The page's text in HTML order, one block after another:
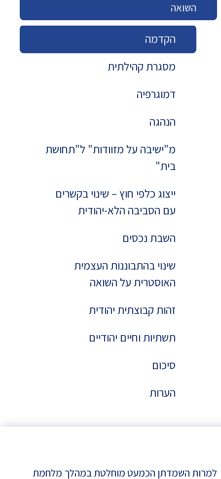
השואה
הקדמה
מסגרת קהילתית
דמוגרפיה
הנהגה
מ"ישיבה על מזוודות" ל"תחושת
בית"
ייצוג כלפי חוץ – שינוי בקשרים
עם הסביבה הלא-יהודית
השבת נכסים
שינוי בהתבוננות העצמית
האוסטרית על השואה
זהות קבוצתית יהודית
תשתיות וחיים יהודיים
סיכום
הערות
למרות השמדתן הכמעט מוחלטת במהלך מלחמת